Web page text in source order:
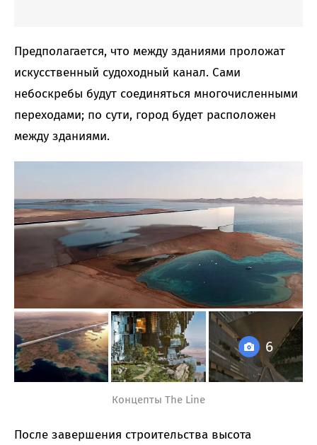
Предполагается, что между зданиями проложат
искусственный судоходный канал. Сами
небоскребы будут соединяться многочисленными
переходами; по сути, город будет расположен
между зданиями.
6
Концепты The Line
После завершения строительства высота